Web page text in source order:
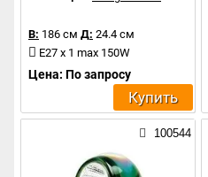
В: 186 см Д: 24.4 см
E27 x 1 max 150W
Цена: По запросу
Купить
100544